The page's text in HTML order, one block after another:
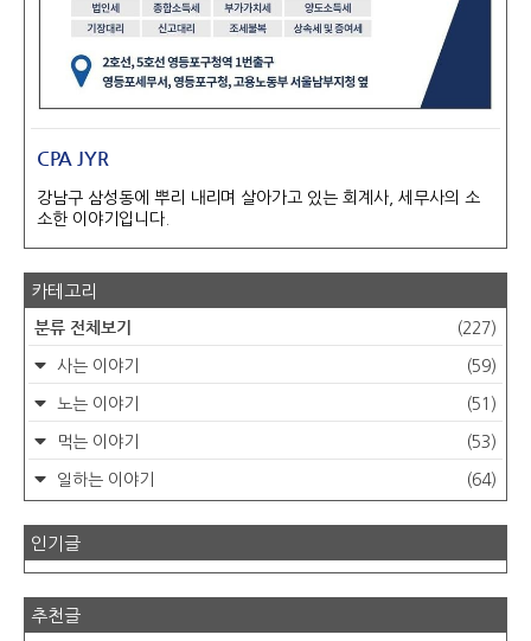
CPA JYR
강남구 삼성동에 뿌리 내리며 살아가고 있는 회계사, 세무사의 소
소한 이야기입니다.
카테고리
분류 전체보기 (227)
사는 이야기 (59)
노는 이야기 (51)
먹는 이야기 (53)
일하는 이야기 (64)
인기글
추천글